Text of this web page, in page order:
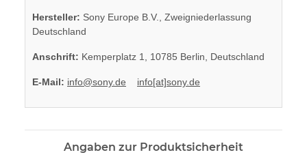
Hersteller: Sony Europe B.V., Zweigniederlassung
Deutschland
Anschrift: Kemperplatz 1, 10785 Berlin, Deutschland
E-Mail: info@sony.de info[at]sony.de
Angaben zur Produktsicherheit